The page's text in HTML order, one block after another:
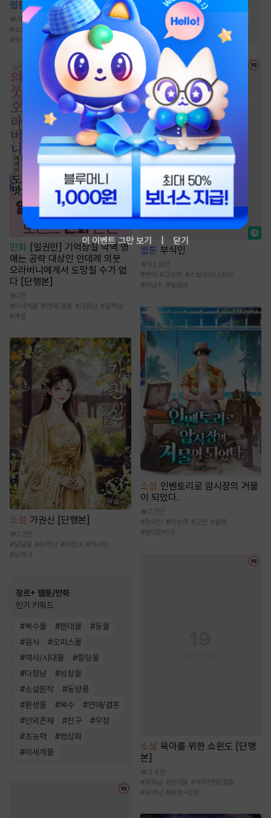
웹툰 사랑하고 사랑해서
154.2만
#소설원작 #육아물 #계약관계 #로맨스
#첫사랑
만화 [일권만] 기억상실 악역 영
애는 공략 대상인 얀데레 의붓
오라버니에게서 도망칠 수가 없
다 [단행본]
1천
#이세계물 #연애/결혼 #다정남 #집착남
# 게임
소설 가권신 [단행본]
1.2만
#달달물 #능력남 #다정녀 #첫사랑
#능력녀
장르+ 웹툰/만화
인기 키워드
#복수물 #현대물 #동물
#음식 #오피스물
#역사/시대물 #힐링물
#다정남 #성장물
#소설원작 #동양풍
#환생물 #복수 #연애/결혼
#인외존재 #친구 #우정
#초능력 #영상화
#이세계물
2025 정액제 무협 #소림
소설원작 #역사/시대물
웹툰 부식인
92.8만
#변태 #고수위 #스릴러/미스터리
#미남수 #능글공
소설 인벤토리로 암시장의 거물
이 되었다.
7.7만
#먼치킨 #이능력 #군인 #용병
#현대판타지
소설 육아를 위한 쇼윈도 [단행
본]
3.4천
#유혹남 #현대물 #계약연애/결혼
#능력남 #몸정>맘정
이 이벤트 그만 보기 닫기